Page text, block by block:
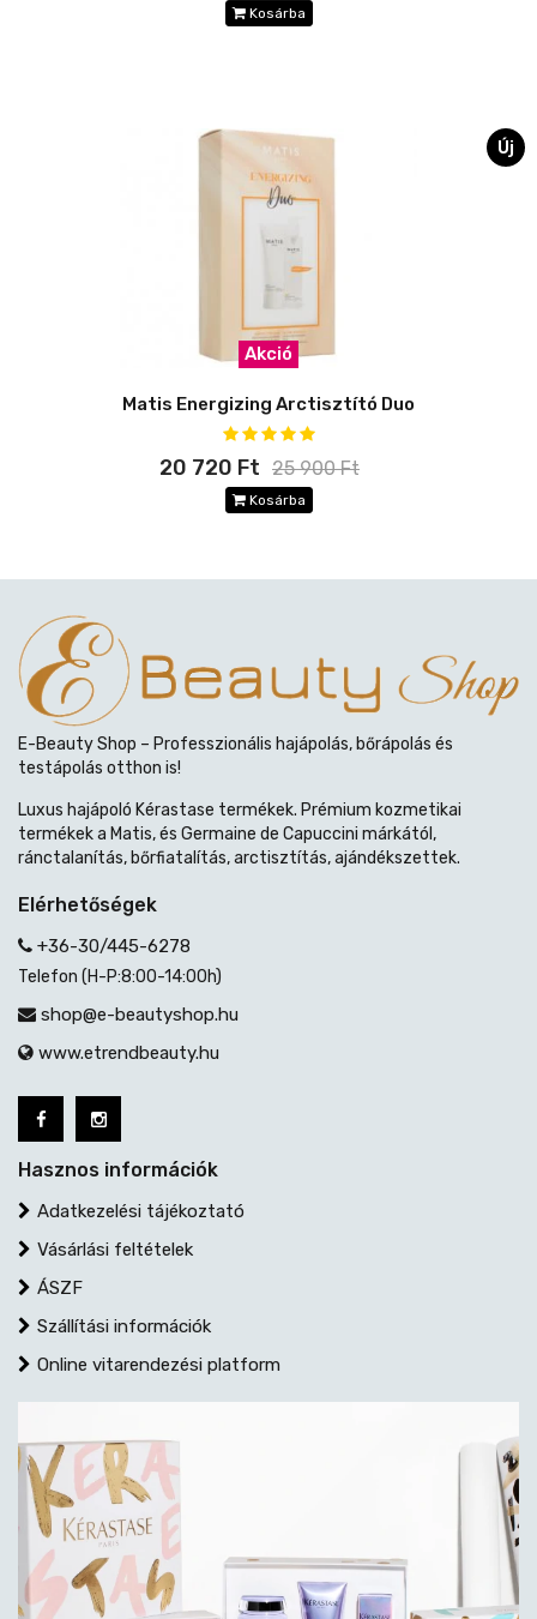
Kosárba
Új
Akció
Matis Energizing Arctisztító Duo
20 720 Ft 25 900 Ft
Kosárba
E-Beauty Shop – Professzionális hajápolás, bőrápolás és
testápolás otthon is!
Luxus hajápoló Kérastase termékek. Prémium kozmetikai
termékek a Matis, és Germaine de Capuccini márkától,
ránctalanítás, bőrfiatalítás, arctisztítás, ajándékszettek.
Elérhetőségek
+36-30/445-6278
Telefon (H-P:8:00-14:00h)
shop@e-beautyshop.hu
www.etrendbeauty.hu
Hasznos információk
Adatkezelési tájékoztató
Vásárlási feltételek
ÁSZF
Szállítási információk
Online vitarendezési platform